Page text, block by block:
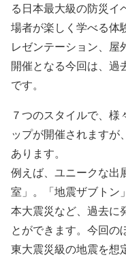
る日本最大級の防災イ
場者が楽しく学べる体
レゼンテーション、屋
開催となる今回は、過
です。
７つのスタイルで、様
ップが開催されますが
あります。
例えば、ユニークな出
室」。「地震ザブトン
本大震災など、過去に
とができます。今回の
東大震災級の地震を想